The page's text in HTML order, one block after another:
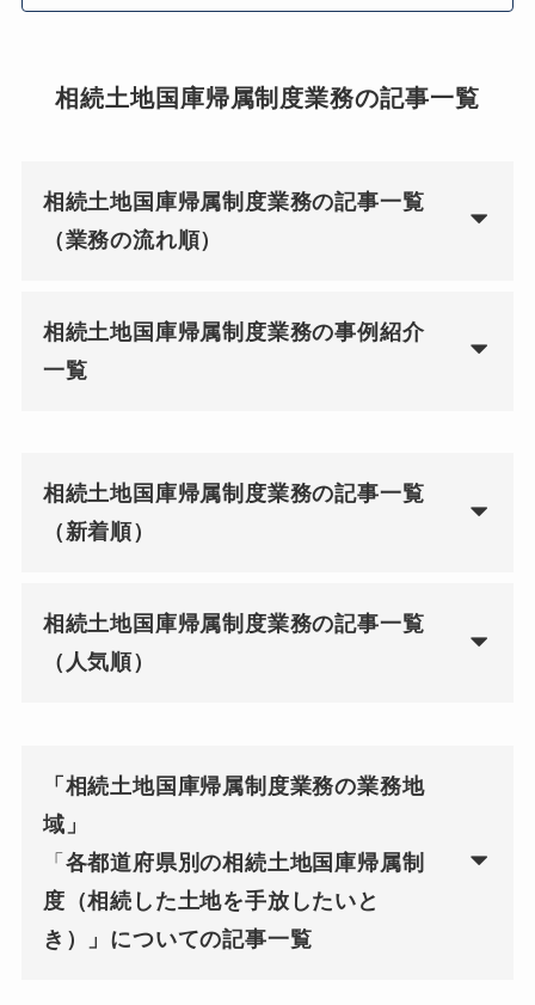
相続土地国庫帰属制度業務の記事一覧
相続土地国庫帰属制度業務の記事一覧
（業務の流れ順）
相続土地国庫帰属制度業務の事例紹介
一覧
相続土地国庫帰属制度業務の記事一覧
（新着順）
相続土地国庫帰属制度業務の記事一覧
（人気順）
「相続土地国庫帰属制度業務の業務地
域」
「 各都道府県別の相続土地国庫帰属制
度（相続した土地を手放したいと
き）」についての記事一覧